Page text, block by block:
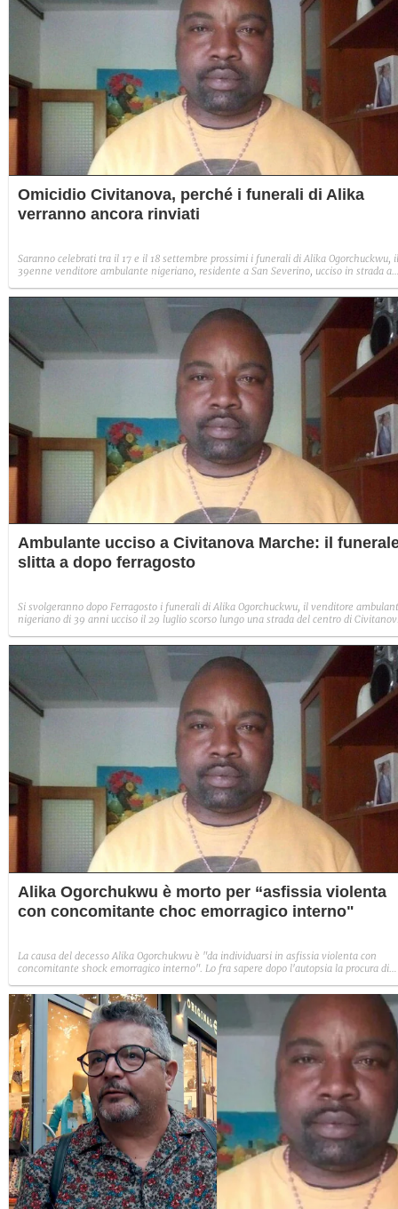
Omicidio Civitanova, perché i funerali di Alika
verranno ancora rinviati
Saranno celebrati tra il 17 e il 18 settembre prossimi i funerali di Alika Ogorchuckwu, il
39enne venditore ambulante nigeriano, residente a San Severino, ucciso in strada a
attivo dalla Nigeria.
Ambulante ucciso a Civitanova Marche: il
slitta a dopo ferragosto
Si svolgeranno dopo Ferragosto i funerali di Alika Ogorchuckwu, il venditore
nigeriano di 39 anni ucciso il 29 luglio scorso lungo una strada del centro di
Alika Ogorchukwu è morto per “asfissia violenta
con concomitante choc emorragico interno"
La causa del decesso Alika Ogorchukwu è "da individuarsi in asfissia violenta con
concomitante shock emorragico interno". Lo fra sapere dopo l'autopsia la procura di